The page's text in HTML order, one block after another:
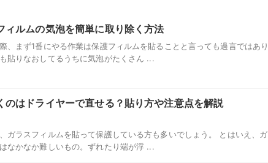
ィルムの気泡を簡単に取り除く方法
、まず1番にやる作業は保護フィルムを貼ることと言っても過言ではあり
貼りなおしてるうちに気泡がたくさん ...
のはドライヤーで直せる？貼り方や注意点を解説
ガラスフィルムを貼って保護している方も多いでしょう。 とはいえ、ガ
なかなか難しいもの。ずれたり端が浮 ...